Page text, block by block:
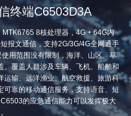
终端C6503D3A
8核处理器，4G + 64G内
报文通信，支持2G/3G/4G全网通手
用范围没有限制，海洋、山区、草
。覆盖人群涉及车辆、飞机、船舶和
运输、远洋渔业、航空救援、旅游科
靠的移动通信服务，支持语音、短
的应急通信能力可以发挥极大